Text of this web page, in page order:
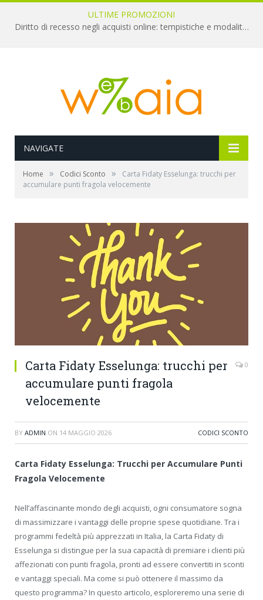
ULTIME PROMOZIONI
Diritto di recesso negli acquisti online: tempistiche e modalità per il rimborso
NAVIGATE
Home » Codici Sconto »
Carta Fidaty Esselunga: trucchi per
accumulare punti fragola velocemente
Carta Fidaty Esselunga: trucchi per
accumulare punti fragola
velocemente
0
BY ADMIN ON 14 MAGGIO 2026 CODICI SCONTO
Carta Fidaty Esselunga: Trucchi per Accumulare Punti
Fragola Velocemente
Nell’affascinante mondo degli acquisti, ogni consumatore sogna
di massimizzare i vantaggi delle proprie spese quotidiane. Tra i
programmi fedeltà più apprezzati in Italia, la Carta Fidaty di
Esselunga si distingue per la sua capacità di premiare i clienti più
affezionati con punti fragola, pronti ad essere convertiti in sconti
e vantaggi speciali. Ma come si può ottenere il massimo da
questo programma? In questo articolo, esploreremo una serie di